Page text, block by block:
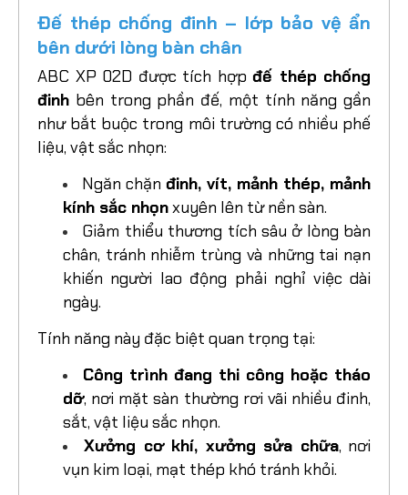
Đế thép chống đinh – lớp bảo vệ ẩn
bên dưới lòng bàn chân
ABC XP 02D được tích hợp đế thép chống
đinh bên trong phần đế, một tính năng gần
như bắt buộc trong môi trường có nhiều phế
liệu, vật sắc nhọn:
Ngăn chặn đinh, vít, mảnh thép, mảnh
kính sắc nhọnxuyên lên từ nền sàn.
Giảm thiểu thương tích sâu ở lòng bàn
chân, tránh nhiễm trùng và những tai nạn
khiến người lao động phải nghỉ việc dài
ngày.
Tính năng này đặc biệt quan trọng tại:
Công trình đang thi công hoặc tháo
dỡ, nơi mặt sàn thường rơi vãi nhiều đinh,
sắt, vật liệu sắc nhọn.
Xưởng cơ khí, xưởng sửa chữa, nơi
vụn kim loại, mạt thép khó tránh khỏi.